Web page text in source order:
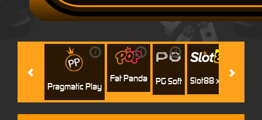
i
Pragmatic Play
i
Fat Panda
i
PG Soft Slot88 x PP